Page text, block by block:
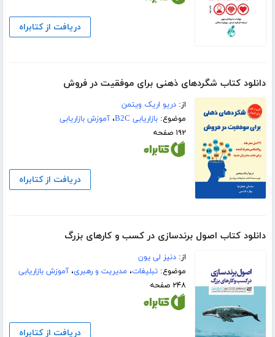
دریافت از کتابراه
دانلود کتاب شگردهای ذهنی برای موفقیت در فروش
از:دریو اریک ویتمن
موضوع:بازاریابی B2C ،آموزش بازاریابی
۱۹۲ صفحه
دریافت از کتابراه
دانلود کتاب اصول برندسازی در کسب و کارهای بزرگ
از:دنیز لی یون
موضوع:تبلیغات، مدیریت و رهبری،آموزش بازاریابی
۲۴۸ صفحه
دریافت از کتابراه